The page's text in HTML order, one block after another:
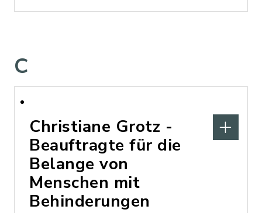
C
Christiane Grotz -
Beauftragte für die
Belange von
Menschen mit
Behinderungen